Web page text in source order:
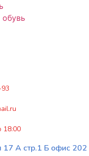
18:00
17 А стр.1 Б офис 202